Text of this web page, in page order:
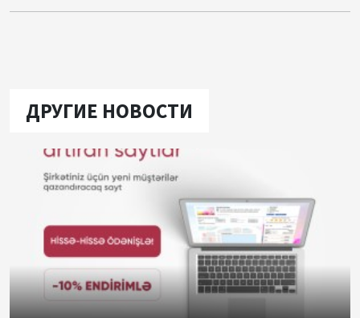
ДРУГИЕ НОВОСТИ